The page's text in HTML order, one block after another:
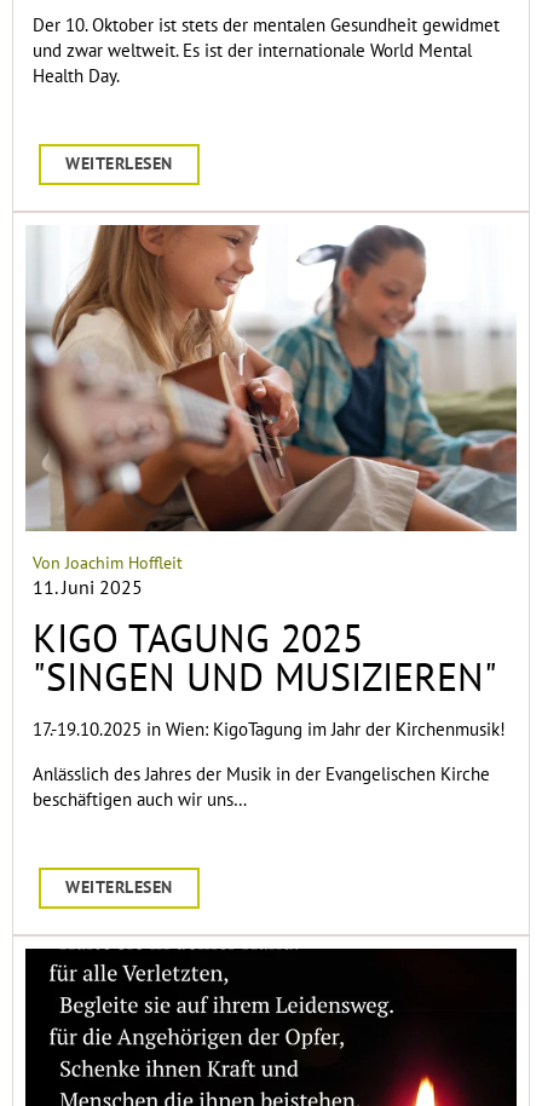
Der 10. Oktober ist stets der mentalen Gesundheit gewidmet
und zwar weltweit. Es ist der internationale World Mental
Health Day.
WEITERLESEN
Von Joachim Hoffleit
11. Juni 2025
KIGO TAGUNG 2025
"SINGEN UND MUSIZIEREN"
17.-19.10.2025 in Wien: KigoTagung im Jahr der Kirchenmusik!
Anlässlich des Jahres der Musik in der Evangelischen Kirche
beschäftigen auch wir uns…
WEITERLESEN